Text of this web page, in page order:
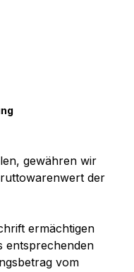
gewähren wir
der
ermächtigen
entsprechenden
vom